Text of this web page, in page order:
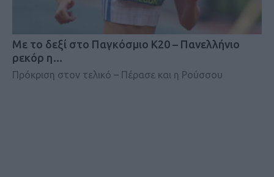
Mε το δεξί στο Παγκόσμιο Κ20 – Πανελλήνιο
ρεκόρ η…
Πρόκριση στον τελικό – Πέρασε και η Ρούσσου